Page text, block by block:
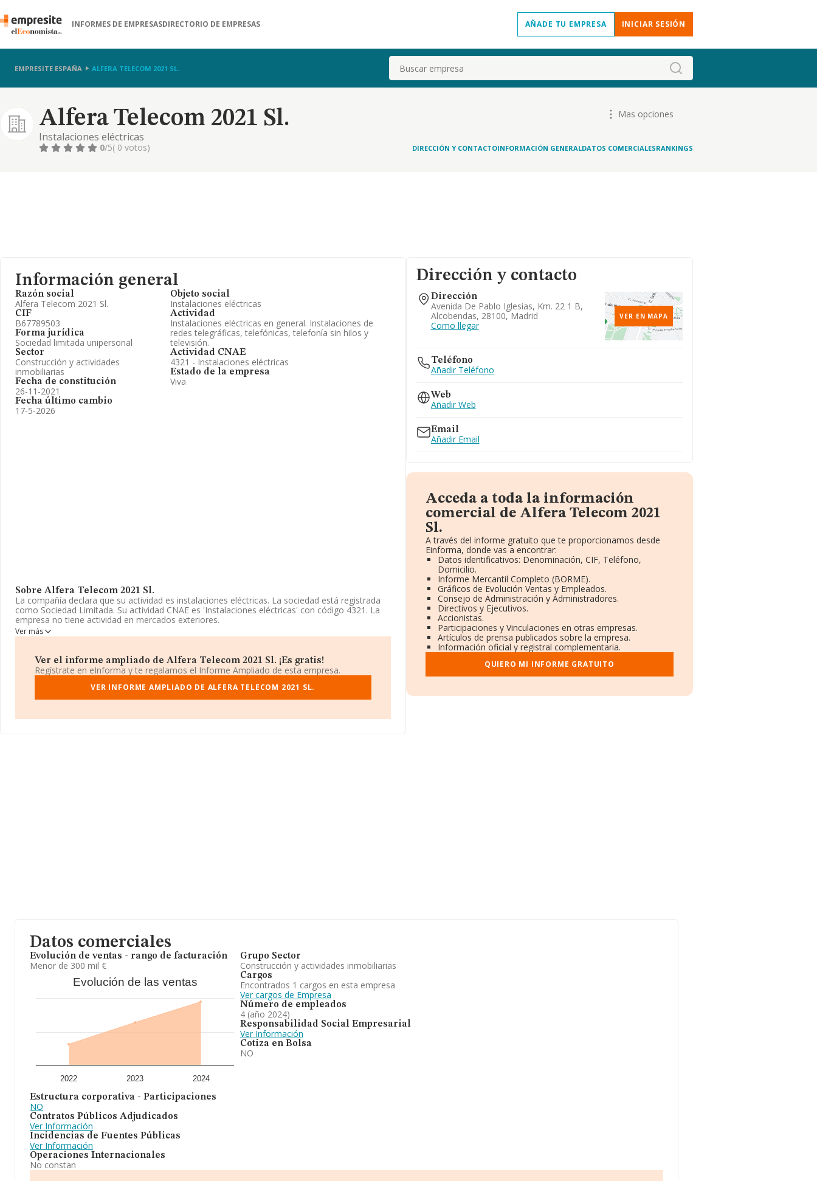
INFORMES DE EMPRESASDIRECTORIO DE EMPRESAS AÑADE TU EMPRESA INICIAR SESIÓN
EMPRESITE ESPAÑA ALFERA TELECOM 2021 SL. Buscar
Alfera Telecom 2021 Sl.
Instalaciones eléctricas
Mas opciones
0/5( 0 votos) DIRECCIÓN Y CONTACTOINFORMACIÓN GENERALDATOS COMERCIALESRANKINGS
Información general
Razón social
Alfera Telecom 2021 Sl.
CIF
B67789503
Forma jurídica
Sociedad limitada unipersonal
Sector
Construcción y actividades
inmobiliarias
Fecha de constitución
26-11-2021
Fecha último cambio
17-5-2026
Objeto social
Instalaciones eléctricas
Actividad
Instalaciones eléctricas en general. Instalaciones de
redes telegráficas, telefónicas, telefonía sin hilos y
televisión.
Actividad CNAE
4321 - Instalaciones eléctricas
Estado de la empresa
Viva
Sobre Alfera Telecom 2021 Sl.
La compañía declara que su actividad es instalaciones eléctricas. La sociedad está registrada
como Sociedad Limitada. Su actividad CNAE es 'Instalaciones eléctricas' con código 4321. La
empresa no tiene actividad en mercados exteriores.
La plantilla ha crecido un 300% y según los datos a disposición de INFORMA, ha tenido un
Respecto a la posición de la empresa según los niveles de facturación, en los distintos
rankings, INFORMA facilita la siguiente información: ha subido de hasta 493 puestos en 2024 a
nivel sectorial, pasando del 8.860 al 8.367 puesto. Antes de la compañía, en el ranking del
sector, están empresas como:Mysel Montajes y Servicios Electricos S.LySat 4
Electricidad Borraz S.L. Ha subido de posición en el ranking nacional, pasando del 438.746 al
Ver más
Ver el informe ampliado de Alfera Telecom 2021 Sl. ¡Es gratis!
Regístrate en eInforma y te regalamos el Informe Ampliado de esta empresa.
VER INFORME AMPLIADO DE ALFERA TELECOM 2021 SL.
Dirección y contacto
Dirección
Avenida De Pablo Iglesias, Km. 22 1 B,
Alcobendas, 28100, Madrid
Como llegar
VER EN MAPA
Teléfono
Añadir Teléfono
Web
Añadir Web
Email
Añadir Email
Acceda a toda la información
comercial de Alfera Telecom 2021
Sl.
A través del informe gratuito que te proporcionamos desde
Einforma, donde vas a encontrar:
Datos identificativos: Denominación, CIF, Teléfono,
Domicilio.
Informe Mercantil Completo (BORME).
Gráficos de Evolución Ventas y Empleados.
Consejo de Administración y Administradores.
Directivos y Ejecutivos.
Accionistas.
Participaciones y Vinculaciones en otras empresas.
Artículos de prensa publicados sobre la empresa.
Información oficial y registral complementaria.
QUIERO MI INFORME GRATUITO
Datos comerciales
Evolución de ventas - rango de facturación
Menor de 300 mil €
Evolución de las ventas
2022 2023 2024
Estructura corporativa - Participaciones
NO
Contratos Públicos Adjudicados
Ver Información
Incidencias de Fuentes Públicas
Ver Información
Operaciones Internacionales
No constan
Grupo Sector
Construcción y actividades inmobiliarias
Cargos
Encontrados 1 cargos en esta empresa
Ver cargos de Empresa
Número de empleados
4 (año 2024)
Responsabilidad Social Empresarial
Ver Información
Cotiza en Bolsa
NO